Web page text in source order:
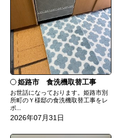
姫路市 食洗機取替工事
お世話になっております。姫路市別
所町のＹ様邸の食洗機取替工事をレ
ポ...
2026年07月31日